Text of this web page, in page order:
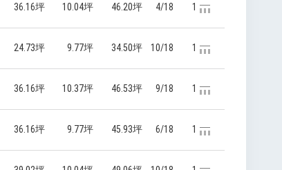
36.16坪 10.04坪 46.20坪 4/18 1
24.73坪 9.77坪 34.50坪 10/18 1
36.16坪 10.37坪 46.53坪 9/18 1
36.16坪 9.77坪 45.93坪 6/18 1